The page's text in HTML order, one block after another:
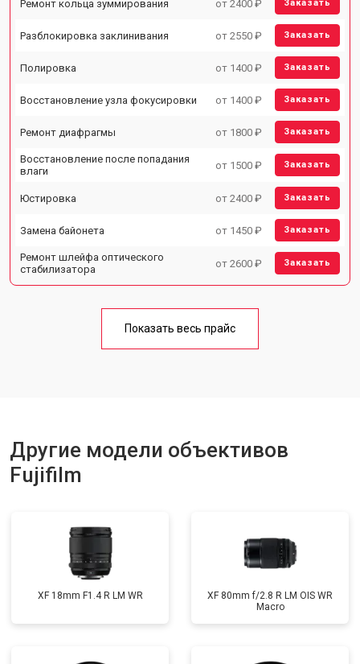
Ремонт кольца зуммирования от 2400 ₽ Заказать
Разблокировка заклинивания от 2550 ₽ Заказать
Полировка от 1400 ₽ Заказать
Восстановление узла фокусировки от 1400 ₽ Заказать
Ремонт диафрагмы от 1800 ₽ Заказать
Восстановление после попадания
влаги
от 1500 ₽ Заказать
Юстировка от 2400 ₽ Заказать
Замена байонета от 1450 ₽ Заказать
Ремонт шлейфа оптического
стабилизатора
от 2600 ₽ Заказать
Показать весь прайс
Другие модели объективов
Fujifilm
XF 18mm F1.4 R LM WR
XF 80mm f/2.8 R LM OIS WR
Macro